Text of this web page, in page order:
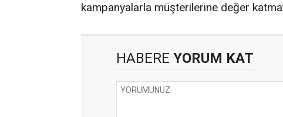
kampanyalarla müşterilerine değer
HABERE YORUM KAT